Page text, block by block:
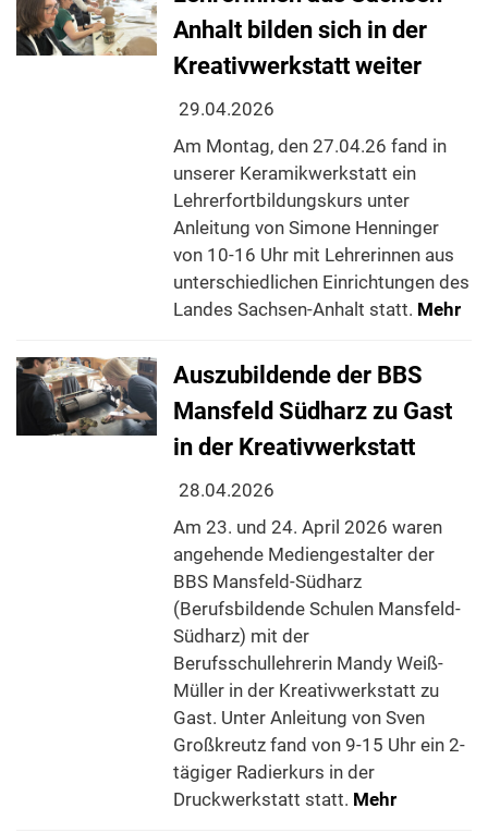
Anhalt bilden sich in der
Kreativwerkstatt weiter
29.04.2026
Am Montag, den 27.04.26 fand in
unserer Keramikwerkstatt ein
Lehrerfortbildungskurs unter
Anleitung von Simone Henninger
von 10-16 Uhr mit Lehrerinnen aus
unterschiedlichen Einrichtungen des
Landes Sachsen-Anhalt statt. Mehr
Auszubildende der BBS
Mansfeld Südharz zu Gast
in der Kreativwerkstatt
28.04.2026
Am 23. und 24. April 2026 waren
angehende Mediengestalter der
BBS Mansfeld-Südharz
(Berufsbildende Schulen Mansfeld-
Südharz) mit der
Berufsschullehrerin Mandy Weiß-
Müller in der Kreativwerkstatt zu
Gast. Unter Anleitung von Sven
Großkreutz fand von 9-15 Uhr ein 2-
tägiger Radierkurs in der
Druckwerkstatt statt. Mehr